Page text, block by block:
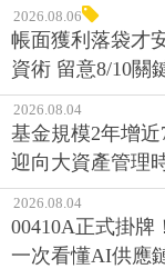
2026.08.06
帳面獲利落袋才
資術 留意8/10關
2026.08.04
基金規模2年增
迎向大資產管理
2026.08.04
00410A正式掛牌
一次看懂AI供應